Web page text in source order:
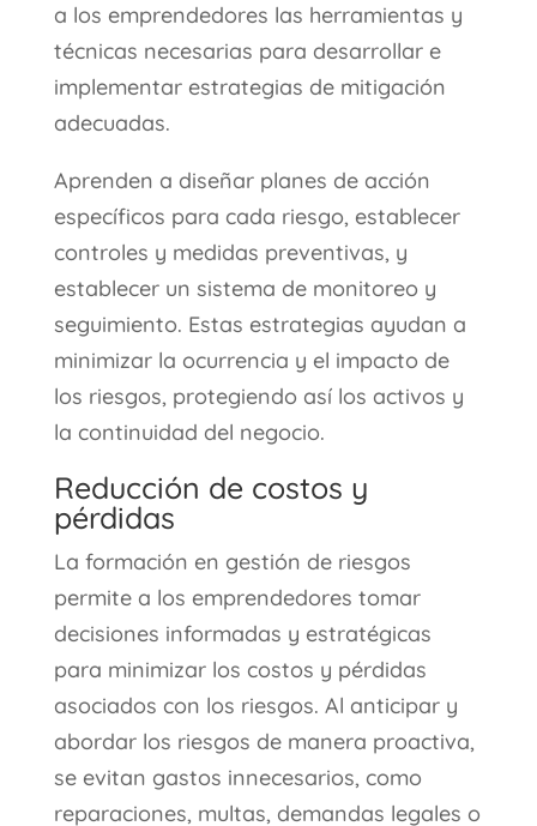
a los emprendedores las herramientas y
técnicas necesarias para desarrollar e
implementar estrategias de mitigación
adecuadas.
Aprenden a diseñar planes de acción
específicos para cada riesgo, establecer
controles y medidas preventivas, y
establecer un sistema de monitoreo y
seguimiento. Estas estrategias ayudan a
minimizar la ocurrencia y el impacto de
los riesgos, protegiendo así los activos y
la continuidad del negocio.
Reducción de costos y
pérdidas
La formación en gestión de riesgos
permite a los emprendedores tomar
decisiones informadas y estratégicas
para minimizar los costos y pérdidas
asociados con los riesgos. Al anticipar y
abordar los riesgos de manera proactiva,
se evitan gastos innecesarios, como
reparaciones, multas, demandas legales o